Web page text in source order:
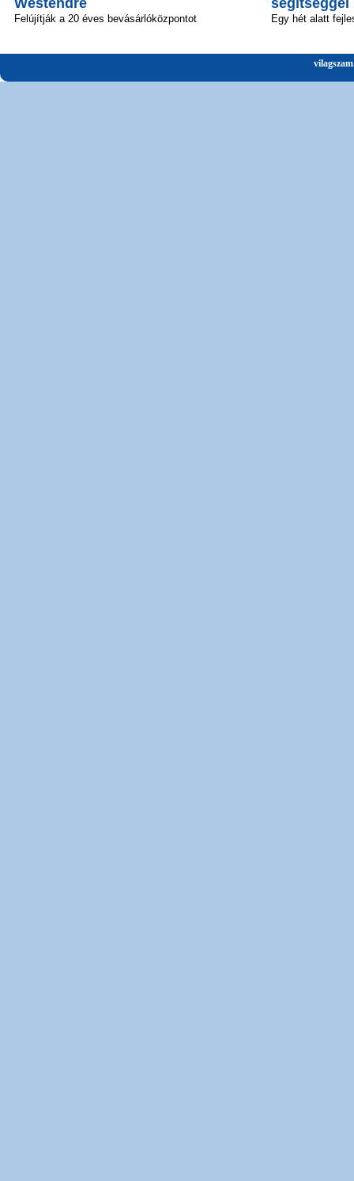
Felújítják a 20 éves bevásárlóközpontot Egy hét alatt